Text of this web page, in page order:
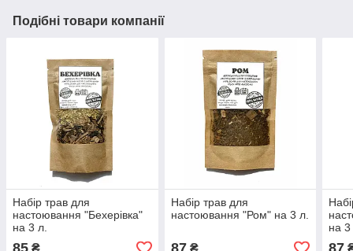
Подібні товари компанії
Набір трав для
настоювання "Бехерівка"
на 3 л.
Набір трав для
настоювання "Ром" на 3 л.
на